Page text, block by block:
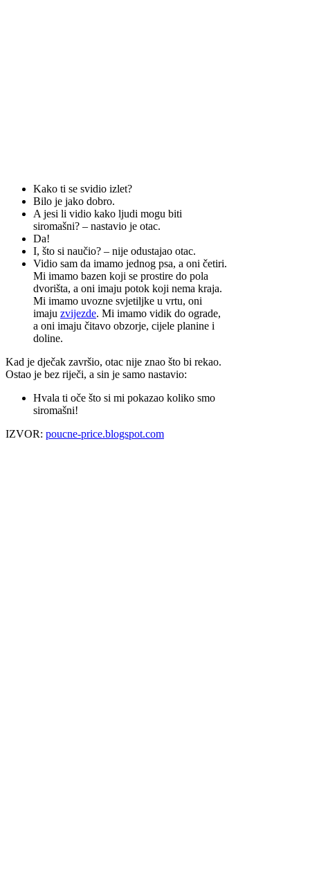
Kako ti se svidio izlet?
Bilo je jako dobro.
A jesi li vidio kako ljudi mogu biti
siromašni? – nastavio je otac.
Da!
I, što si naučio? – nije odustajao otac.
Vidio sam da imamo jednog psa, a oni četiri.
Mi imamo bazen koji se prostire do pola
dvorišta, a oni imaju potok koji nema kraja.
Mi imamo uvozne svjetiljke u vrtu, oni
imaju zvijezde. Mi imamo vidik do ograde,
a oni imaju čitavo obzorje, cijele planine i
doline.
Kad je dječak završio, otac nije znao što bi rekao.
Ostao je bez riječi, a sin je samo nastavio:
Hvala ti oče što si mi pokazao koliko smo
siromašni!
IZVOR: poucne-price.blogspot.com